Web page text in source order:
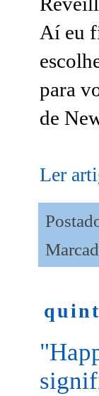
Aí eu
para
de
Ler